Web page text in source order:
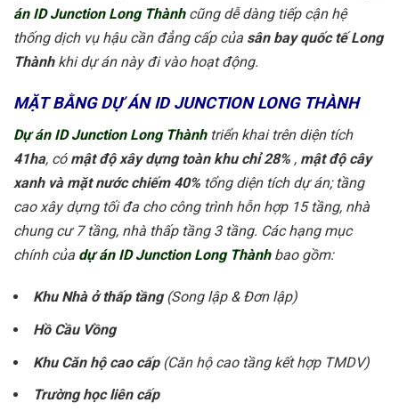
án ID Junction Long Thành cũng dễ dàng tiếp cận hệ
thống dịch vụ hậu cần đẳng cấp của sân bay quốc tế Long
Thànhkhi dự án này đi vào hoạt động.
MẶT BẰNG DỰ ÁN ID JUNCTION LONG THÀNH
Dự án ID Junction Long Thànhtriển khai trên diện tích
41ha, có mật độ xây dựng toàn khu chỉ 28% , mật độ cây
xanh và mặt nước chiếm 40% tổng diện tích dự án; tầng
cao xây dựng tối đa cho công trình hỗn hợp 15 tầng, nhà
chung cư 7 tầng, nhà thấp tầng 3 tầng. Các hạng mục
chính của dự án ID Junction Long Thànhbao gồm:
Khu Nhà ở thấp tầng(Song lập & Đơn lập)
Hồ Cầu Vồng
Khu Căn hộ cao cấp(Căn hộ cao tầng kết hợp TMDV)
Trường học liên cấp